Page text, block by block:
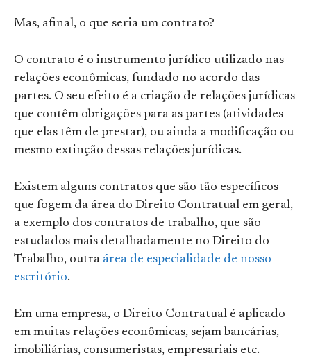
Mas, afinal, o que seria um contrato?
O contrato é o instrumento jurídico utilizado nas
relações econômicas, fundado no acordo das
partes. O seu efeito é a criação de relações jurídicas
que contêm obrigações para as partes (atividades
que elas têm de prestar), ou ainda a modificação ou
mesmo extinção dessas relações jurídicas.
Existem alguns contratos que são tão específicos
que fogem da área do Direito Contratual em geral,
a exemplo dos contratos de trabalho, que são
estudados mais detalhadamente no Direito do
Trabalho, outra área de especialidade de nosso
escritório.
Em uma empresa, o Direito Contratual é aplicado
em muitas relações econômicas, sejam bancárias,
imobiliárias, consumeristas, empresariais etc.